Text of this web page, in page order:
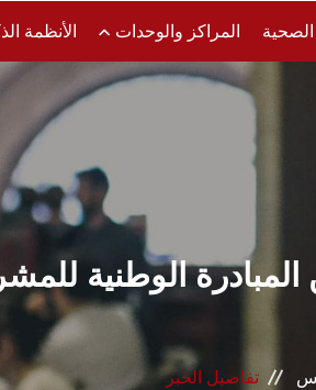
الصحية المراكز والوحدات الأنظمة
الوطنية
تفاصيل الخبر